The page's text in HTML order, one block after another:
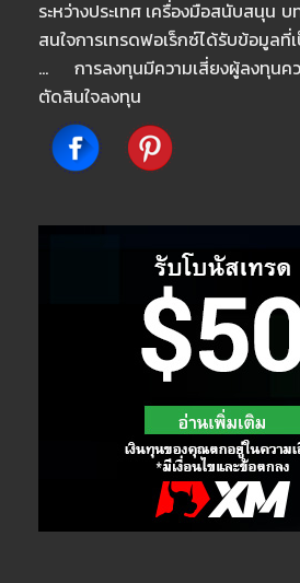
ระหว่างประเทศ เครื่องมือสนับสนุน
สนใจการเทรดฟอเร็กซ์ได้รับข้อมูลที่
… การลงทุนมีความเสี่ยงผู้ลงทุนค
ตัดสินใจลงทุน